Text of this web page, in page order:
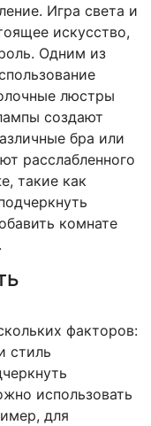
Игра света и
искусство,
Одним из
люстры
создают
бра или
расслабленного
такие как
комнате
факторов:
стиль
использовать
для